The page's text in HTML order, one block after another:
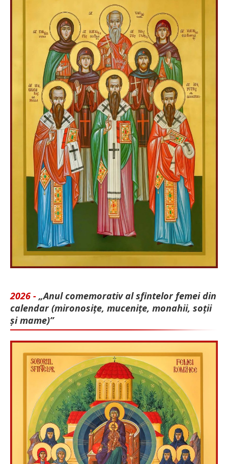
2026 - „Anul comemorativ al sfintelor femei din
calendar (mironosițe, mu­cenițe, monahii, soții
și mame)”